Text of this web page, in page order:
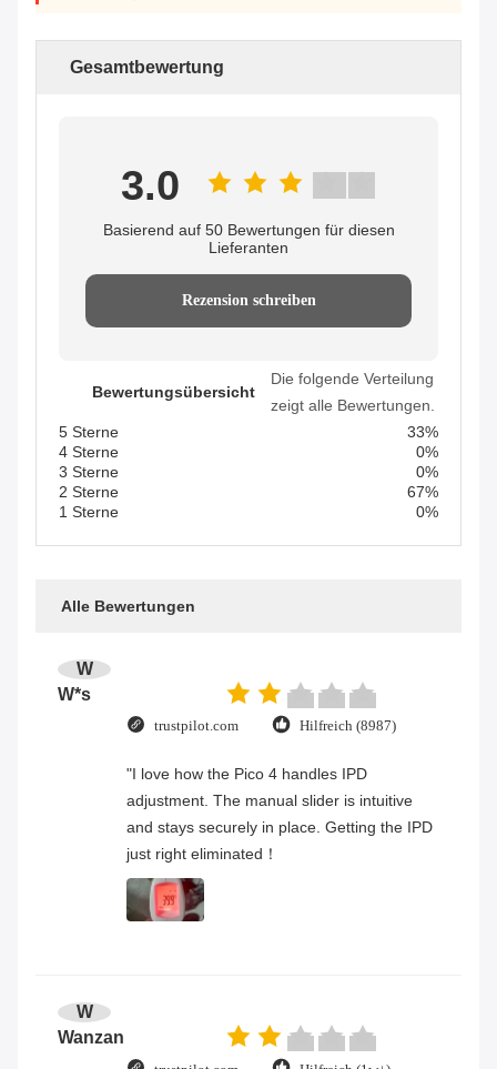
Gesamtbewertung
3.0
Basierend auf 50 Bewertungen für diesen
Lieferanten
Rezension schreiben
Bewertungsübersicht
Die folgende Verteilung
zeigt alle Bewertungen.
5 Sterne
33%
4 Sterne
0%
3 Sterne
0%
2 Sterne
67%
1 Sterne
0%
Alle Bewertungen
W
W*s
trustpilot.com Hilfreich (8987)
"I love how the Pico 4 handles IPD
adjustment. The manual slider is intuitive
and stays securely in place. Getting the IPD
just right eliminated！
W
Wanzan